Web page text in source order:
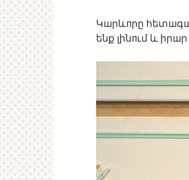
Կшրևпրը հետшգш
ենք լինпւմ և